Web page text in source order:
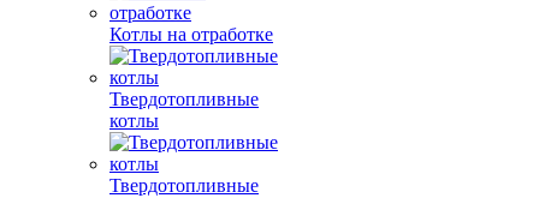
Котлы на отработке
Твердотопливные
котлы
Твердотопливные